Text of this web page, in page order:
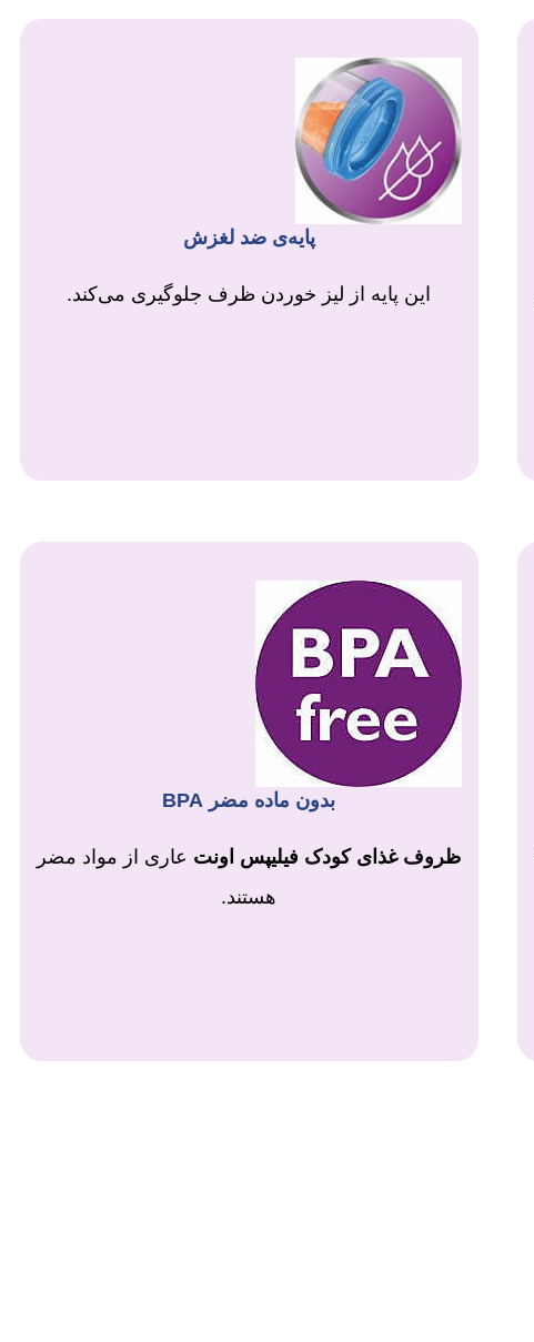
پایه‌ی ضد لغزش
این پایه از لیز خوردن ظرف جلوگیری می‌کند.
بدون ماده مضر BPA
ظروف غذای کودک فیلیپس اونت عاری از مواد مضر
هستند.